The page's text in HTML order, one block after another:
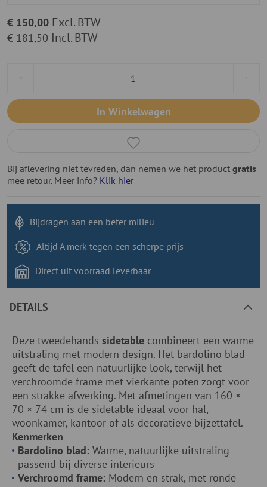
€ 181,50 Incl. BTW
€ 150,00 Excl. BTW
In Winkelwagen
Bij aflevering niet tevreden, dan nemen we het product gratis
mee retour. Meer info? Klik hier
Bijdragen aan een beter milieu
Altijd A merk tegen een scherpe prijs
Direct uit voorraad leverbaar
DETAILS
Deze tweedehands sidetable combineert een warme
uitstraling met modern design. Het bardolino blad
geeft de tafel een natuurlijke look, terwijl het
verchroomde frame met vierkante poten zorgt voor
een strakke afwerking. Met afmetingen van 160 ×
70 × 74 cm is de sidetable ideaal voor hal,
woonkamer, kantoor of als decoratieve bijzettafel.
Kenmerken
Bardolino blad: Warme, natuurlijke uitstraling
passend bij diverse interieurs
Verchroomd frame: Modern en strak, met ronde